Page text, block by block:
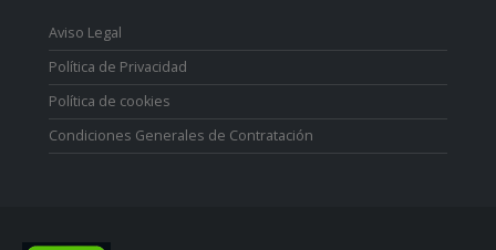
Aviso Legal
Política de Privacidad
Política de cookies
Condiciones Generales de Contratación